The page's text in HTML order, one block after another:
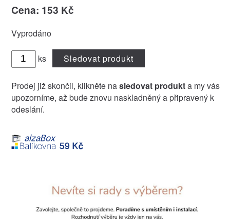
Cena: 153 Kč
Vyprodáno
ks Sledovat produkt
Prodej již skončil, klikněte nasledovat produkta my vás
upozorníme, až bude znovu naskladněný a připravený k
odeslání.